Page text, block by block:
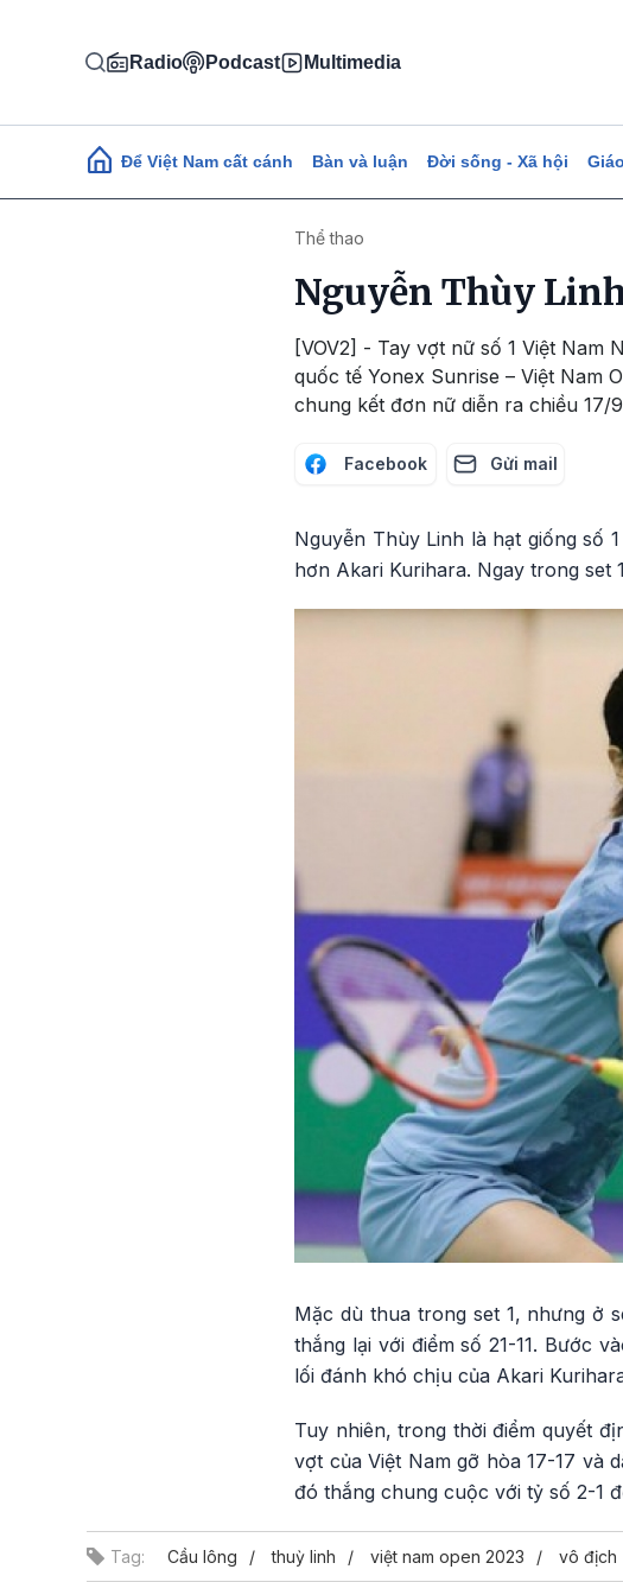
Radio Podcast Multimedia
Main navigation
Để Việt Nam cất cánh Bàn và luận Đời sống - Xã hội
Thể thao
Nguyễn Thùy
[VOV2] - Tay vợt nữ số 1 Việt
quốc tế Yonex Sunrise – Việt Nam
chung kết đơn nữ diễn ra chiều 17/
Facebook Gửi mail
Nguyễn Thùy Linh là hạt giống số
hơn Akari Kurihara. Ngay trong set
Mặc dù thua trong set 1, nhưng ở
thắng lại với điểm số 21-11. Bước
lối đánh khó chịu của Akari
Tuy nhiên, trong thời điểm quyết
vợt của Việt Nam gỡ hòa 17-17 và
đó thắng chung cuộc với tỷ số 2-1
Tag: Cầu lông thuỳ linh việt nam open 2023 vô địch